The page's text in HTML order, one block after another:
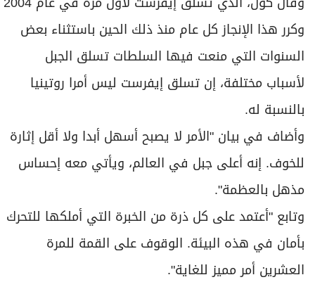
وكرر هذا الإنجاز كل عام منذ ذلك الحين باستثناء بعض
السنوات التي منعت فيها السلطات تسلق الجبل
لأسباب مختلفة، إن تسلق إيفرست ليس أمرا روتينيا
بالنسبة له.
وأضاف في بيان "الأمر لا ‌يصبح أسهل أبدا ولا أقل ​إثارة
للخوف. إنه أعلى جبل في العالم، ويأتي معه إحساس
مذهل بالعظمة".
وتابع "أعتمد على كل ذرة من الخبرة التي أملكها للتحرك
بأمان في هذه البيئة. الوقوف على ​القمة للمرة
العشرين أمر ‌مميز ⁠للغاية".